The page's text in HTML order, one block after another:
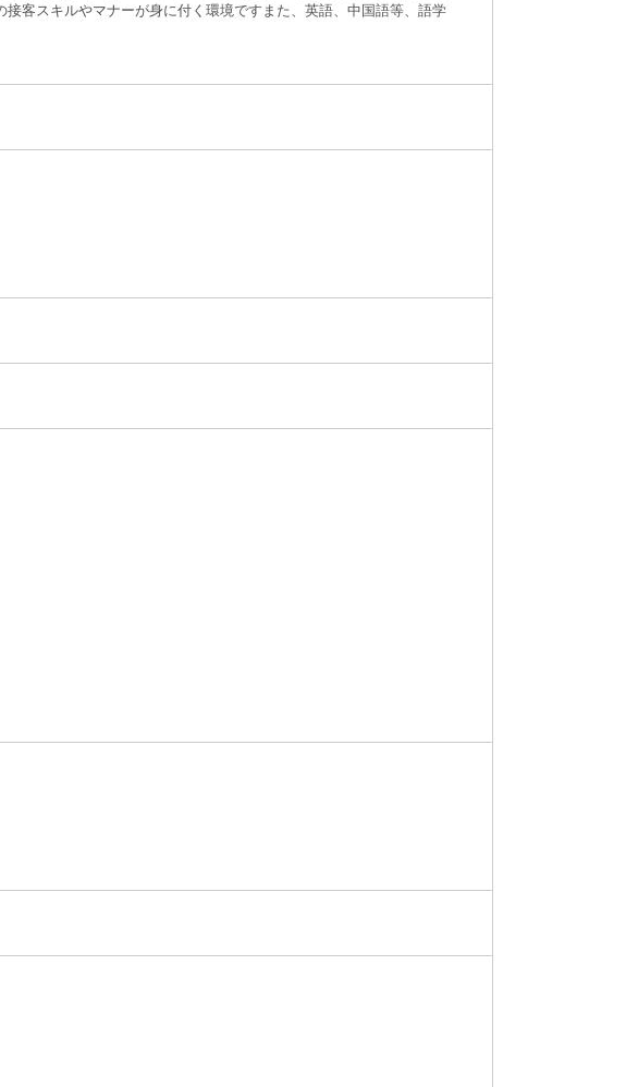
客スキルやマナーが身に付く環境ですまた、英語、中国語等、語学